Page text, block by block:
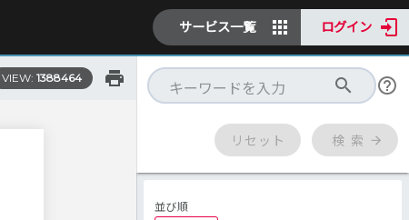
サービス一覧 ログイン
VIEW: 1388464
リセット 検 索
並び順